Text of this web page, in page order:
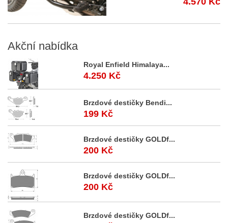
Akční nabídka
Royal Enfield Himalaya...
4.250 Kč
Brzdové destičky Bendi...
199 Kč
Brzdové destičky GOLDf...
200 Kč
Brzdové destičky GOLDf...
200 Kč
Brzdové destičky GOLDf...